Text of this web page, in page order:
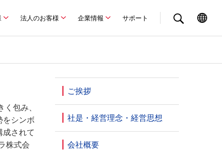
法人のお客様 企業情報 サポート
包み、
をシンボ
されて
株式会
ご挨拶
社是・経営理念・経営思想
会社概要